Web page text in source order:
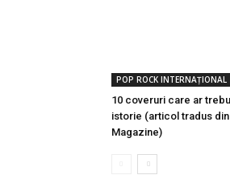
POP ROCK INTERNAȚIONAL
10 coveruri care ar
istorie (articol tradus din
Magazine)